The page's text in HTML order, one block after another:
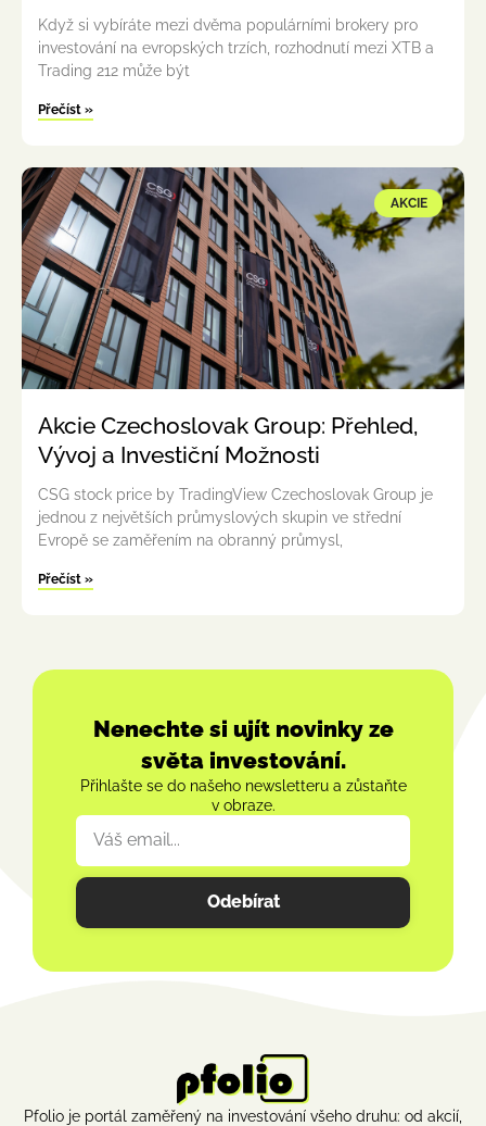
Když si vybíráte mezi dvěma populárními brokery pro
investování na evropských trzích, rozhodnutí mezi XTB a
Trading 212 může být
Přečíst »
AKCIE
Akcie Czechoslovak Group: Přehled,
Vývoj a Investiční Možnosti
CSG stock price by TradingView Czechoslovak Group je
jednou z největších průmyslových skupin ve střední
Evropě se zaměřením na obranný průmysl,
Přečíst »
Nenechte si ujít novinky ze
světa investování.
Přihlašte se do našeho newsletteru a zůstaňte
v obraze.
Odebírat
Pfolio je portál zaměřený na investování všeho druhu: od akcií,